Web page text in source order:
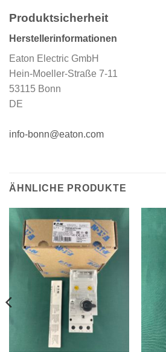
Produktsicherheit
Herstellerinformationen
Eaton Electric GmbH
Hein-Moeller-Straße 7-11
53115 Bonn
DE
info-bonn@eaton.com
ÄHNLICHE PRODUKTE